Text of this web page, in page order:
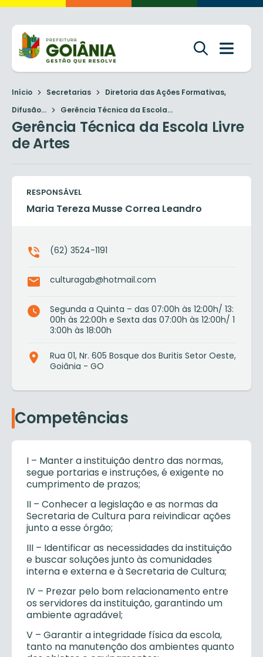
Início Secretarias
Diretoria das Ações Formativas,
Difusão...
Gerência Técnica da Escola...
Gerência Técnica da Escola Livre
de Artes
RESPONSÁVEL
Maria Tereza Musse Correa Leandro
(62) 3524-1191
culturagab@hotmail.com
Segunda a Quinta – das 07:00h às 12:00h/ 13:
00h às 22:00h e Sexta das 07:00h às 12:00h/ 1
3:00h às 18:00h
Rua 01, Nr. 605 Bosque dos Buritis Setor Oeste,
Goiânia - GO
Competências
I – Manter a instituição dentro das normas,
segue portarias e instruções, é exigente no
cumprimento de prazos;
II – Conhecer a legislação e as normas da
Secretaria de Cultura para reivindicar ações
junto a esse órgão;
III – Identificar as necessidades da instituição
e buscar soluções junto às comunidades
interna e externa e à Secretaria de Cultura;
IV – Prezar pelo bom relacionamento entre
os servidores da instituição, garantindo um
ambiente agradável;
V – Garantir a integridade física da escola,
tanto na manutenção dos ambientes quanto